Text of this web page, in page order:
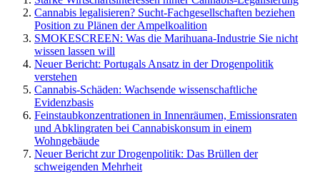
Cannabis legalisieren? Sucht-Fachgesellschaften beziehen
Position zu Plänen der Ampelkoalition
SMOKESCREEN: Was die Marihuana-Industrie Sie nicht
wissen lassen will
Neuer Bericht: Portugals Ansatz in der Drogenpolitik
verstehen
Cannabis-Schäden: Wachsende wissenschaftliche
Evidenzbasis
Feinstaubkonzentrationen in Innenräumen, Emissionsraten
und Abklingraten bei Cannabiskonsum in einem
Wohngebäude
Neuer Bericht zur Drogenpolitik: Das Brüllen der
schweigenden Mehrheit